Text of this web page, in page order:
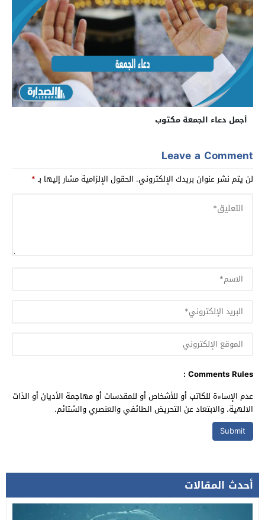
أجمل دعاء الجمعة مكتوب
Leave a Comment
لن يتم نشر عنوان بريدك الإلكتروني. الحقول الإلزامية مشار إليها بـ*
Comments Rules :
عدم الإساءة للكاتب أو للأشخاص أو للمقدسات أو مهاجمة الأديان أو الذات
الالهية. والابتعاد عن التحريض الطائفي والعنصري والشتائم.
أحدث المقالات